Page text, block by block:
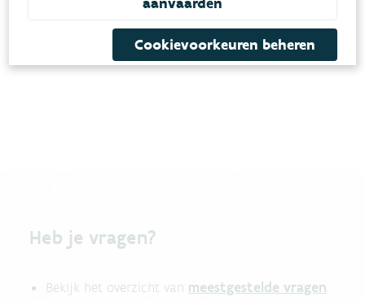
niet-subsidieerbare posten
Heb je vragen?
Bekijk het overzicht van meestgestelde vragen.
Cookievoorkeuren beheren